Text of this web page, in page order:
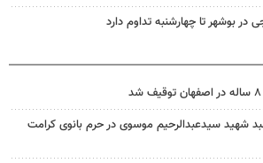
بوشهر تا چهارشنبه تداوم دارد
شهید سیدعبدالرحیم موسوی در حرم بانوی کرامت